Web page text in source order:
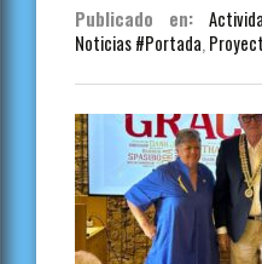
Publicado en:
Noticias #Portada,